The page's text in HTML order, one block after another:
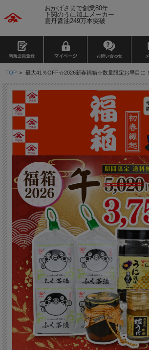
おかげさまで創業80年
下関のうに加工メーカー
雲丹醤油249万本突破
TOP > 最大41％OFF☆2026新春福箱☆数量限定お早目に！